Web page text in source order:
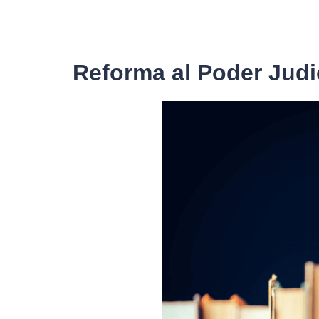
Reforma al Poder